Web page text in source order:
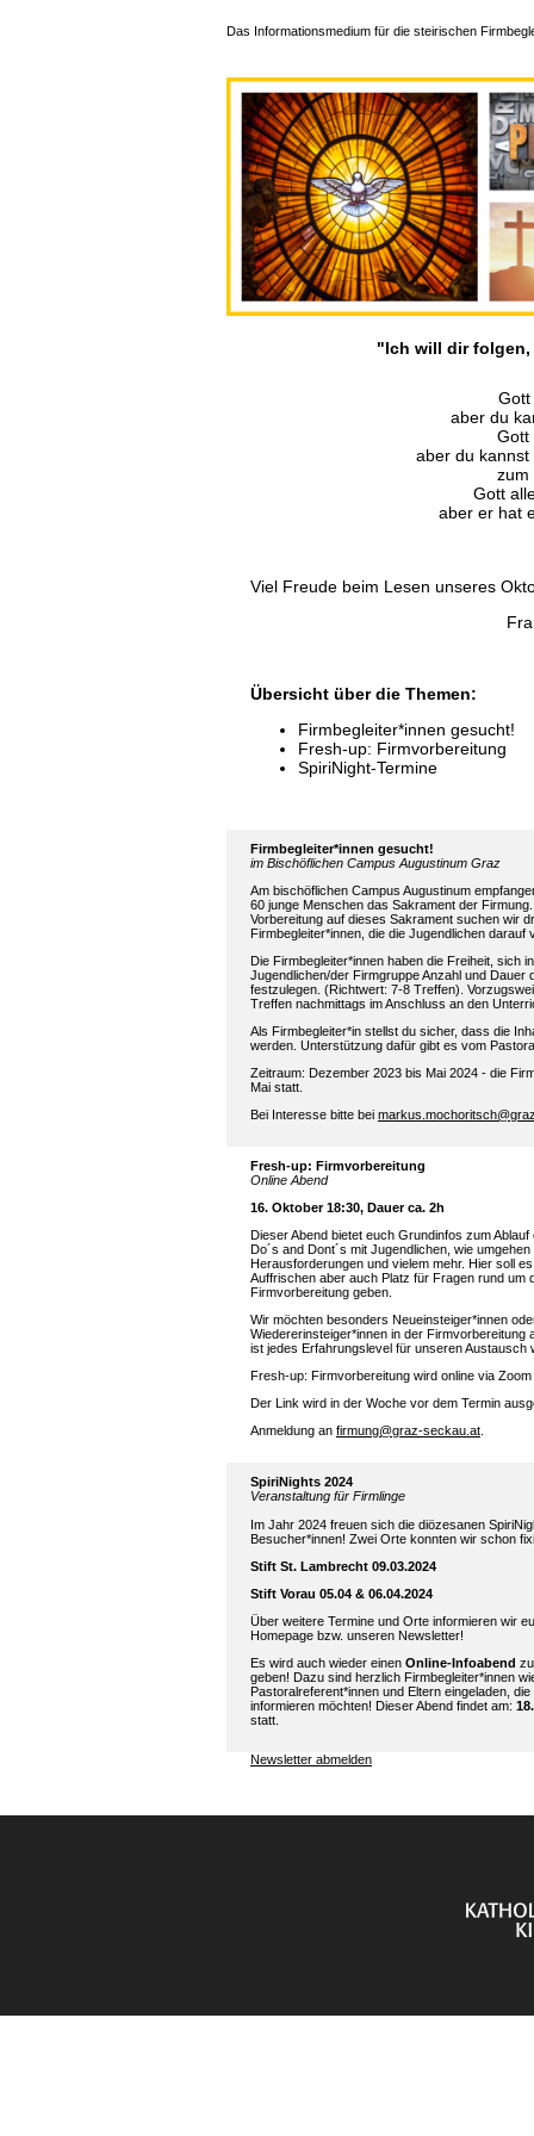
Das Informationsmedium für die steirischen
"Ich will dir
Gott
aber du
Gott
aber du kannst
zum
Gott
aber er hat
Viel Freude beim Lesen unseres
Übersicht über die Themen:
Firmbegleiter*innen gesucht!
Fresh-up: Firmvorbereitung
SpiriNight-Termine
Firmbegleiter*innen gesucht!
im Bischöflichen Campus Augustinum Graz
Am bischöflichen Campus Augustinum
60 junge Menschen das Sakrament der Firmung.
Vorbereitung auf dieses Sakrament suchen wir
Firmbegleiter*innen, die die Jugendlichen darauf
Die Firmbegleiter*innen haben die Freiheit, sich
Jugendlichen/der Firmgruppe Anzahl und Dauer
festzulegen. (Richtwert: 7-8 Treffen).
Treffen nachmittags im Anschluss an den
Als Firmbegleiter*in stellst du sicher, dass die
werden. Unterstützung dafür gibt es vom
Zeitraum: Dezember 2023 bis Mai 2024 - die
Mai statt.
Bei Interesse bitte bei
Fresh-up: Firmvorbereitung
Online Abend
16. Oktober 18:30, Dauer ca. 2h
Dieser Abend bietet euch Grundinfos zum
Do´s and Dont´s mit Jugendlichen, wie umgehen
Herausforderungen und vielem mehr. Hier soll
Auffrischen aber auch Platz für Fragen rund um
Firmvorbereitung geben.
Wir möchten besonders Neueinsteiger*innen
Wiedererinsteiger*innen in der Firmvorbereitung
ist jedes Erfahrungslevel für unseren Austausch
Fresh-up: Firmvorbereitung wird online via
Der Link wird in der Woche vor dem Termin
Anmeldung an firmung@graz-seckau.at
SpiriNights 2024
Veranstaltung für Firmlinge
Im Jahr 2024 freuen sich die diözesanen
Besucher*innen! Zwei Orte konnten wir schon
Stift St. Lambrecht 09.03.2024
Stift Vorau 05.04 & 06.04.2024
Über weitere Termine und Orte informieren wir
Homepage bzw. unseren Newsletter!
Es wird auch wieder einen Online-Infoabend
geben! Dazu sind herzlich Firmbegleiter*innen
Pastoralreferent*innen und Eltern eingeladen,
informieren möchten! Dieser Abend findet am:
statt.
Newsletter abmelden